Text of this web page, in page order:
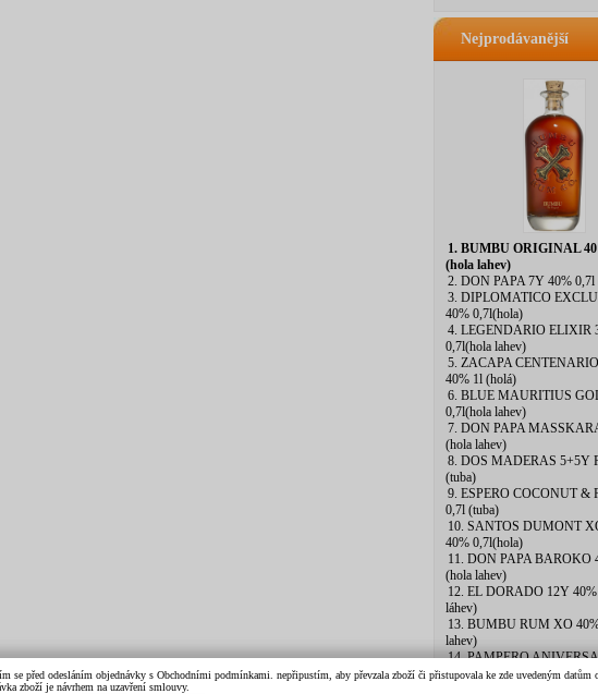
Nejprodávanější
1. BUMBU ORIGINAL
(hola lahev)
2. DON PAPA 7Y 40% 0,7l
3. DIPLOMATICO
40% 0,7l(hola)
4. LEGENDARIO ELIXIR
0,7l(hola lahev)
5. ZACAPA
40% 1l (holá)
6. BLUE MAURITIUS
0,7l(hola lahev)
7. DON PAPA
(hola lahev)
8. DOS MADERAS 5+5Y
(tuba)
9. ESPERO COCONUT &
0,7l (tuba)
10. SANTOS DUMONT
40% 0,7l(hola)
11. DON PAPA BAROKO
(hola lahev)
12. EL DORADO 12Y
láhev)
13. BUMBU RUM XO
lahev)
14. PAMPERO
0,7l (pytlik)
před odesláním objednávky s Obchodními podmínkami. nepřipustím, aby převzala zboží či přistupovala ke zde uvedeným datům
zboží je návrhem na uzavření smlouvy.